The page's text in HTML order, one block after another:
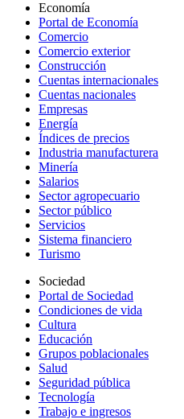
Economía
Portal de Economía
Comercio
Comercio exterior
Construcción
Cuentas internacionales
Cuentas nacionales
Empresas
Energía
Índices de precios
Industria manufacturera
Minería
Salarios
Sector agropecuario
Sector público
Servicios
Sistema financiero
Turismo
Sociedad
Portal de Sociedad
Condiciones de vida
Cultura
Educación
Grupos poblacionales
Salud
Seguridad pública
Tecnología
Trabajo e ingresos